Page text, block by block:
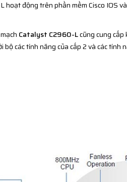
hoạt động trên phần mềm Cisco IOS
Catalyst C2960-Lcũng cung
bộ các tính năng của cấp 2 và các